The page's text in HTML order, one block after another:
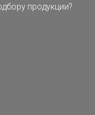
продукции?